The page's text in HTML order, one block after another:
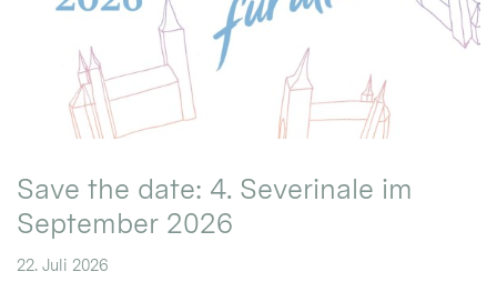
Save the date: 4. Severinale im
September 2026
22. Juli 2026